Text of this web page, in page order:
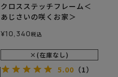
クロスステッチフレーム＜
あじさいの咲くお家＞
¥10,340税込
×(在庫なし)
5.00 （1）